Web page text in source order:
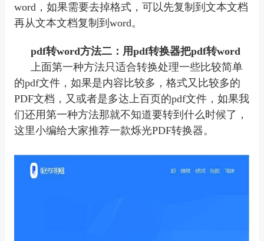
word，如果需要去掉格式，可以先复制到文本文档
再从文本文档复制到word。
pdf转word方法二：用pdf转换器把pdf转word
上面第一种方法只适合转换处理一些比较简单
的pdf文件，如果是内容比较多，格式又比较多的
PDF文档，又或者是多达上百页的pdf文件，如果我
们还用第一种方法那就不知道要转到什么时候了，
这里小编给大家推荐一款烁光PDF转换器。